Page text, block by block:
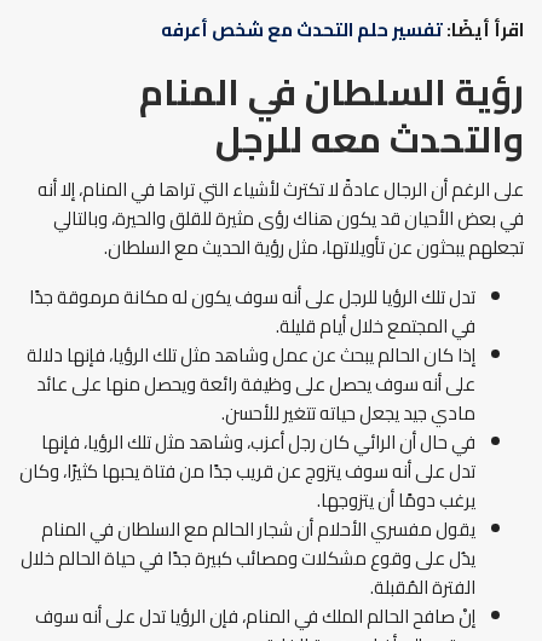
اقرأ أيضًا:تفسير حلم التحدث مع شخص أعرفه
رؤية السلطان في المنام
والتحدث معه للرجل
على الرغم أن الرجال عادةً لا تكترث لأشياء التي تراها في المنام، إلا أنه
في بعض الأحيان قد يكون هناك رؤى مثيرة للقلق والحيرة، وبالتالي
تجعلهم يبحثون عن تأويلاتها، مثل رؤية الحديث مع السلطان.
تدل تلك الرؤيا للرجل على أنه سوف يكون له مكانة مرموقة جدًا
في المجتمع خلال أيام قليلة.
إذا كان الحالم يبحث عن عمل وشاهد مثل تلك الرؤيا، فإنها دلالة
على أنه سوف يحصل على وظيفة رائعة ويحصل منها على عائد
مادي جيد يجعل حياته تتغير للأحسن.
في حال أن الرائي كان رجل أعزب، وشاهد مثل تلك الرؤيا، فإنها
تدل على أنه سوف يتزوج عن قريب جدًا من فتاة يحبها كثيرًا، وكان
يرغب دومًا أن يتزوجها.
يقول مفسري الأحلام أن شجار الحالم مع السلطان في المنام
يدُل على وقوع مشكلات ومصائب كبيرة جدًا في حياة الحالم خلال
الفترة المُقبلة.
إنْ صافح الحالم الملك في المنام، فإن الرؤيا تدل على أنه سوف